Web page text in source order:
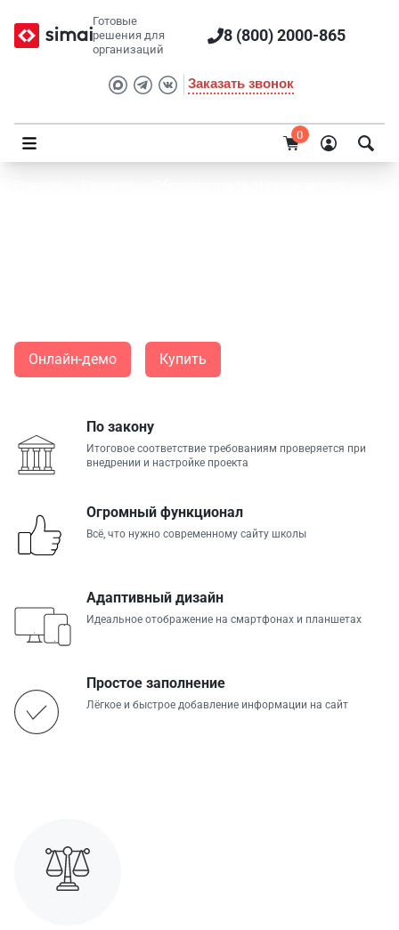
Готовые
решения для
организаций
8 (800) 2000-865
Заказать звонок
0
Онлайн-демо Купить
По закону
Итоговое соответствие требованиям проверяется при
внедрении и настройке проекта
Огромный функционал
Всё, что нужно современному сайту школы
Адаптивный дизайн
Идеальное отображение на смартфонах и планшетах
Простое заполнение
Лёгкое и быстрое добавление информации на сайт